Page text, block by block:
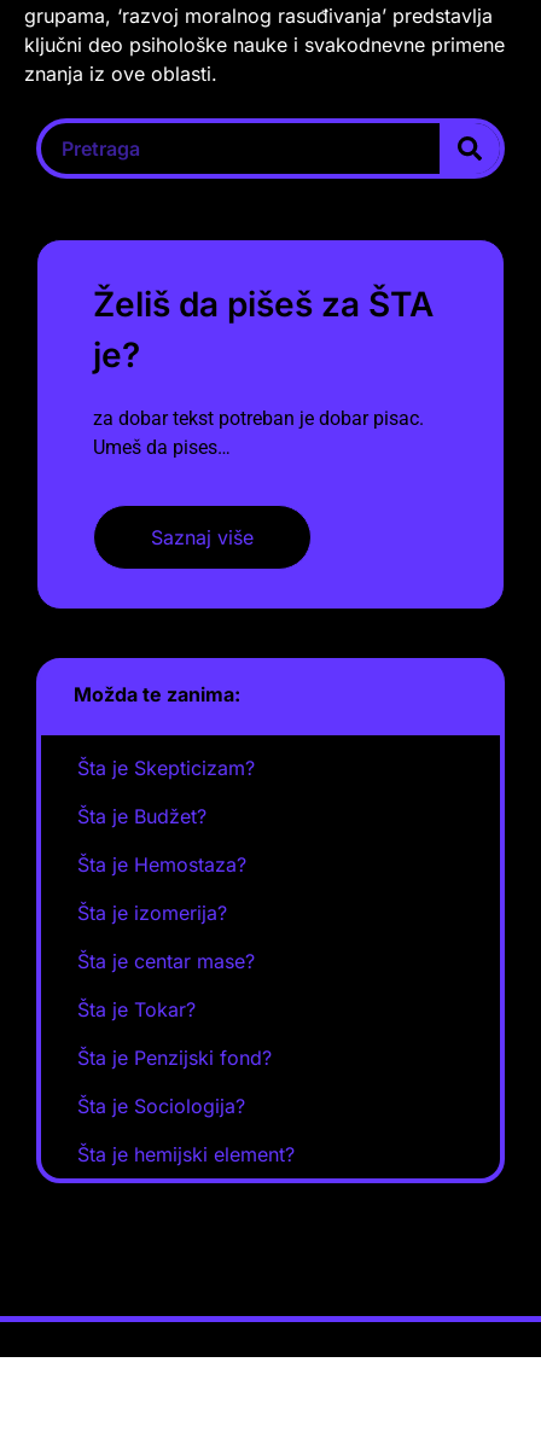
grupama, ‘razvoj moralnog rasuđivanja’ predstavlja
ključni deo psihološke nauke i svakodnevne primene
znanja iz ove oblasti.
Želiš da pišeš za ŠTA
je?
za dobar tekst potreban je dobar pisac.
Umeš da pises…
Saznaj više
Možda te zanima:
Šta je Skepticizam?
Šta je Budžet?
Šta je Hemostaza?
Šta je izomerija?
Šta je centar mase?
Šta je Tokar?
Šta je Penzijski fond?
Šta je Sociologija?
Šta je hemijski element?